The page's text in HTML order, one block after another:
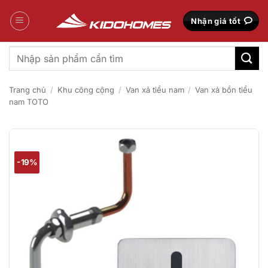
qua
Nhận giá tốt
Tìm
kiếm:
Trang chủ / Khu công cộng / Van xả tiểu nam / Van xả bồn tiểu
nam TOTO
-19%